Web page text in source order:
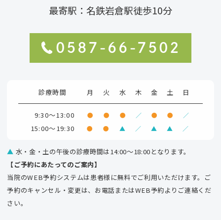
最寄駅：名鉄岩倉駅徒歩10分
0587-66-7502
診療時間 月 火 水 木 金 土 日
9:30～13:00 ● ● ● ／ ● ● ／
15:00～19:30 ● ● ▲ ／ ▲ ▲ ／
▲ 水・金・土の午後の診療時間は14:00～18:00となります。
【ご予約にあたってのご案内】
当院のWEB予約システムは患者様に無料でご利用いただけます。ご
予約のキャンセル・変更は、お電話またはWEB予約よりご連絡くだ
さい。